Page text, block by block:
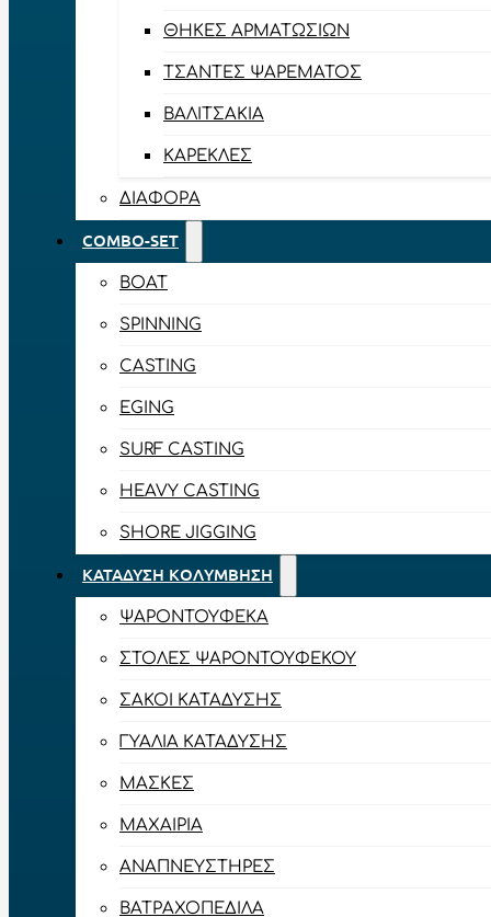
ΘΉΚΕΣ ΑΡΜΑΤΩΣΙΏΝ
ΤΣΆΝΤΕΣ ΨΑΡΈΜΑΤΟΣ
ΒΑΛΙΤΣΆΚΙΑ
ΚΑΡΈΚΛΕΣ
ΔΙΆΦΟΡΑ
COMBO-SET
BOAT
SPINNING
CASTING
EGING
SURF CASTING
HEAVY CASTING
SHORE JIGGING
ΚΑΤΆΔΥΣΗ ΚΟΛΎΜΒΗΣΗ
ΨΑΡΟΝΤΟΎΦΕΚΑ
ΣΤΟΛΈΣ ΨΑΡΟΝΤΟΎΦΕΚΟΥ
ΣΆΚΟΙ ΚΑΤΆΔΥΣΗΣ
ΓΥΑΛΙΆ ΚΑΤΆΔΥΣΗΣ
ΜΆΣΚΕΣ
ΜΑΧΑΊΡΙΑ
ΑΝΑΠΝΕΥΣΤΉΡΕΣ
ΒΑΤΡΑΧΟΠΈΔΙΛΑ